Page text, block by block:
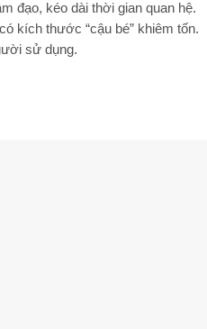
đạo, kéo dài thời gian quan hệ.
kích thước “cậu bé” khiêm tốn.
sử dụng.